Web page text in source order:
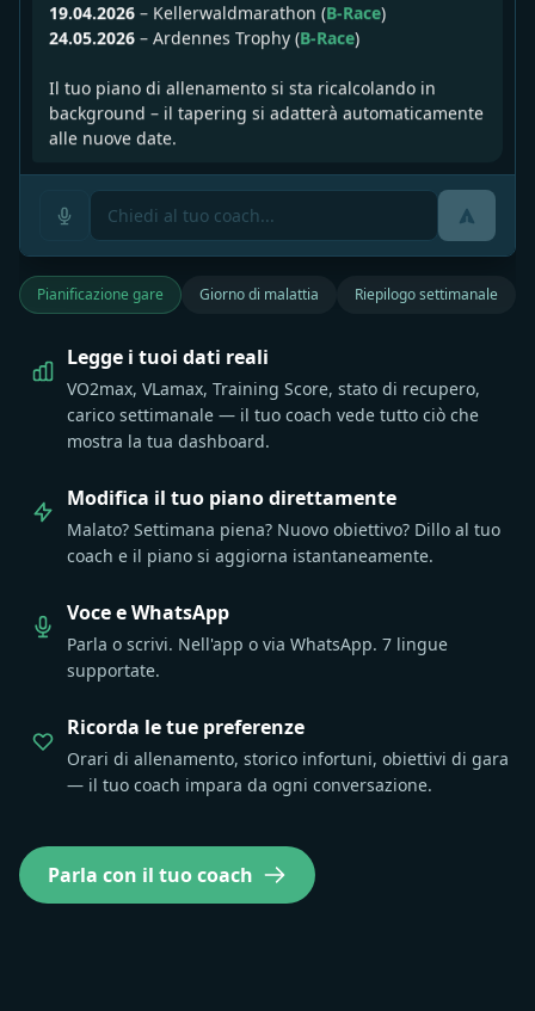
19.04.2026 – Kellerwaldmarathon (B-Race)
24.05.2026 – Ardennes Trophy (B-Race)
Il tuo piano di allenamento si sta ricalcolando in
background – il tapering si adatterà automaticamente
alle nuove date.
Pianificazione gare Giorno di malattia Riepilogo settimanale
Legge i tuoi dati reali
VO2max, VLamax, Training Score, stato di recupero,
carico settimanale — il tuo coach vede tutto ciò che
mostra la tua dashboard.
Modifica il tuo piano direttamente
Malato? Settimana piena? Nuovo obiettivo? Dillo al tuo
coach e il piano si aggiorna istantaneamente.
Voce e WhatsApp
Parla o scrivi. Nell'app o via WhatsApp. 7 lingue
supportate.
Ricorda le tue preferenze
Orari di allenamento, storico infortuni, obiettivi di gara
— il tuo coach impara da ogni conversazione.
Parla con il tuo coach